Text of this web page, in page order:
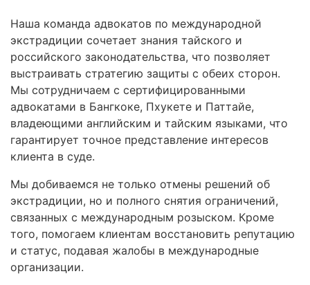
Наша команда адвокатов по международной
экстрадиции сочетает знания тайского и
российского законодательства, что позволяет
выстраивать стратегию защиты с обеих сторон.
Мы сотрудничаем с сертифицированными
адвокатами в Бангкоке, Пхукете и Паттайе,
владеющими английским и тайским языками, что
гарантирует точное представление интересов
клиента в суде.
Мы добиваемся не только отмены решений об
экстрадиции, но и полного снятия ограничений,
связанных с международным розыском. Кроме
того, помогаем клиентам восстановить репутацию
и статус, подавая жалобы в международные
организации.